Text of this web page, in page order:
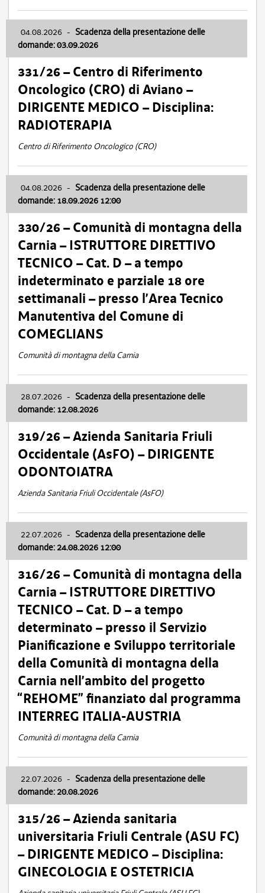
04.08.2026 - Scadenza della presentazione delle
domande: 03.09.2026
331/26 – Centro di Riferimento
Oncologico (CRO) di Aviano –
DIRIGENTE MEDICO – Disciplina:
RADIOTERAPIA
Centro di Riferimento Oncologico (CRO)
04.08.2026 - Scadenza della presentazione delle
domande: 18.09.2026 12:00
330/26 – Comunità di montagna della
Carnia – ISTRUTTORE DIRETTIVO
TECNICO – Cat. D – a tempo
indeterminato e parziale 18 ore
settimanali – presso l’Area Tecnico
Manutentiva del Comune di
COMEGLIANS
Comunità di montagna della Carnia
28.07.2026 - Scadenza della presentazione delle
domande: 12.08.2026
319/26 – Azienda Sanitaria Friuli
Occidentale (AsFO) – DIRIGENTE
ODONTOIATRA
Azienda Sanitaria Friuli Occidentale (AsFO)
22.07.2026 - Scadenza della presentazione delle
domande: 24.08.2026 12:00
316/26 – Comunità di montagna della
Carnia – ISTRUTTORE DIRETTIVO
TECNICO – Cat. D – a tempo
determinato – presso il Servizio
Pianificazione e Sviluppo territoriale
della Comunità di montagna della
Carnia nell’ambito del progetto
“REHOME” finanziato dal programma
INTERREG ITALIA-AUSTRIA
Comunità di montagna della Carnia
22.07.2026 - Scadenza della presentazione delle
domande: 20.08.2026
315/26 – Azienda sanitaria
universitaria Friuli Centrale (ASU FC)
– DIRIGENTE MEDICO – Disciplina:
GINECOLOGIA E OSTETRICIA